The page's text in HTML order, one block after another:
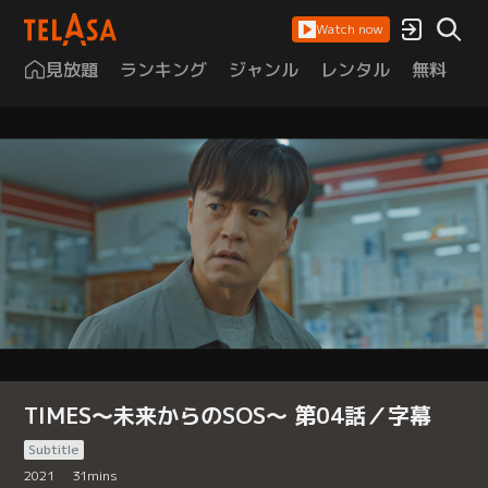
Watch now
見放題 ランキング ジャンル レンタル 無料
TIMES～未来からのSOS～ 第04話／字幕
Subtitle
2021
31mins